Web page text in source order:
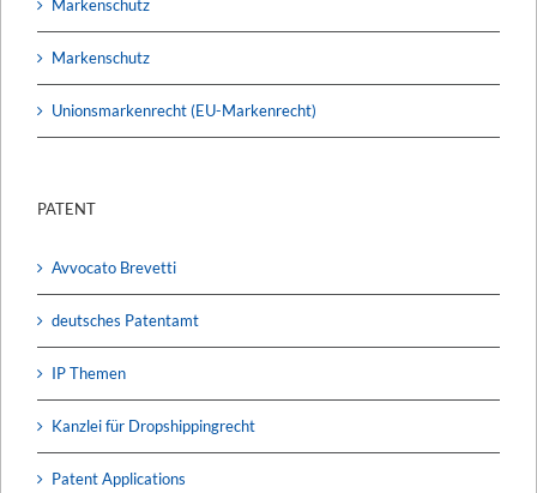
Markenschutz
Markenschutz
Unionsmarkenrecht (EU-Markenrecht)
PATENT
Avvocato Brevetti
deutsches Patentamt
IP Themen
Kanzlei für Dropshippingrecht
Patent Applications